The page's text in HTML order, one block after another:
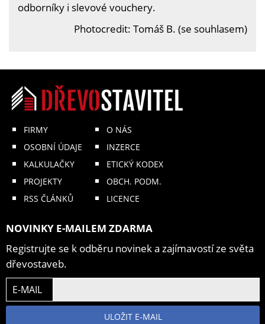
odborníky i slevové vouchery.
Photocredit: Tomáš B. (se souhlasem)
FIRMY
OSOBNÍ ÚDAJE
KALKULAČKY
PROJEKTY
RSS ČLÁNKŮ
O NÁS
INZERCE
ETICKÝ KODEX
OBCH. PODM.
LICENCE
NOVINKY E-MAILEM ZDARMA
Registrujte se k odběru novinek a zajímavostí ze světa
dřevostaveb.
E-MAIL
ULOŽIT E-MAIL